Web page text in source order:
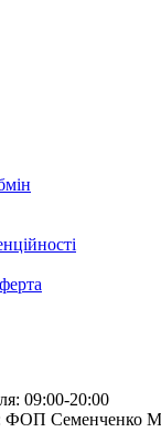
09:00-20:00
ФОП Семенченко